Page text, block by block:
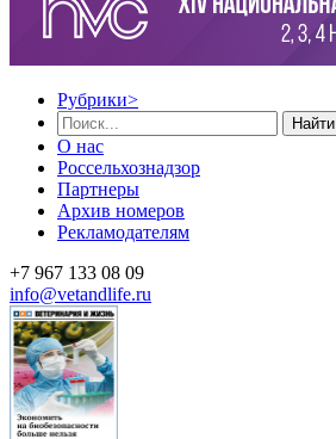
Рубрики>
Найти
О нас
Россельхознадзор
Партнеры
Архив номеров
Рекламодателям
+7 967 133 08 09
info@vetandlife.ru